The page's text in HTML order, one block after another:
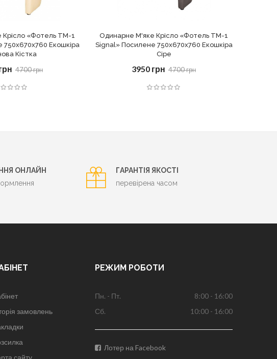
«Фотель ТМ-1
Екошкіра
Кістка
4700 грн
Одинарне М'яке Крісло «Фотель ТМ-1
Signal» Посилене 750х670х760 Екошкіра
Сіре
3950 грн 4700 грн
ОНЛАЙН
ГАРАНТІЯ ЯКОСТІ
перевірена часом
замовлень
сайту
РЕЖИМ РОБОТИ
Пн. - Пт.
8:00 - 16:00
Сб.
10:00 - 16:00
Лотер на Facebook